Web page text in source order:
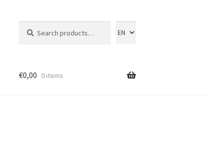
for:
€0,00 0 items